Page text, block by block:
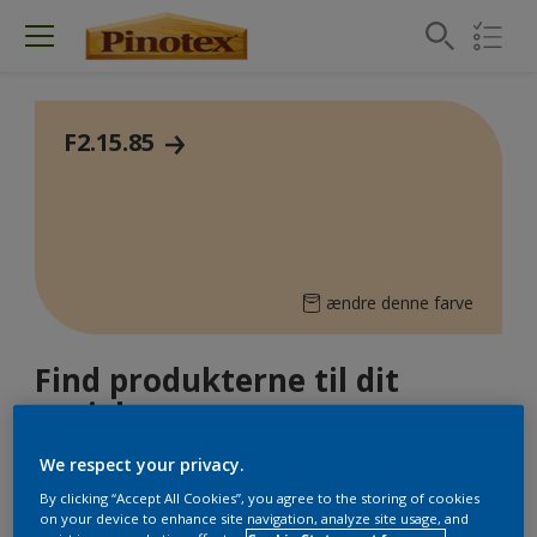
F2.15.85
ændre denne farve
Find produkterne til dit
projekt
5fundet produkt
We respect your privacy.
By clicking “Accept All Cookies”, you agree to the storing of cookies
on your device to enhance site navigation, analyze site usage, and